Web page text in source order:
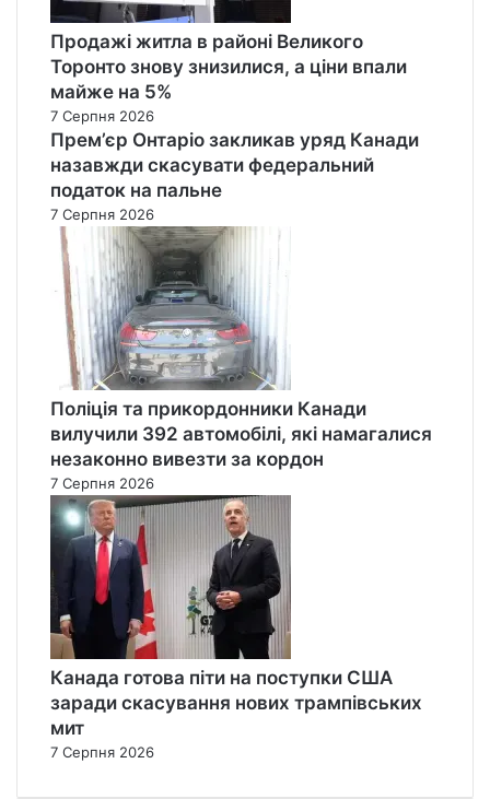
Продажі житла в районі Великого
Торонто знову знизилися, а ціни впали
майже на 5%
7 Серпня 2026
Прем’єр Онтаріо закликав уряд Канади
назавжди скасувати федеральний
податок на пальне
7 Серпня 2026
Поліція та прикордонники Канади
вилучили 392 автомобілі, які намагалися
незаконно вивезти за кордон
7 Серпня 2026
Канада готова піти на поступки США
заради скасування нових трампівських
мит
7 Серпня 2026